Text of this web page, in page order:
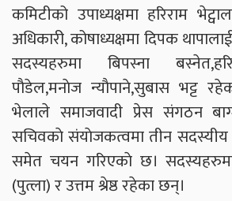
कमिटीको उपाध्यक्षमा हरिराम
अधिकारी, कोषाध्यक्षमा दिपक
सदस्यहरुमा बिपस्ना
पाैडेल,मनाेज न्याैपाने,सुबास भट्ट
भेलाले समाजवादी प्रेस संगठन
सचिवकाे संयाेजकत्वमा तीन
समेत चयन गरिएकाे छ।
(पुत्ला) र उत्तम श्रेष्ठ रहेका छन्।